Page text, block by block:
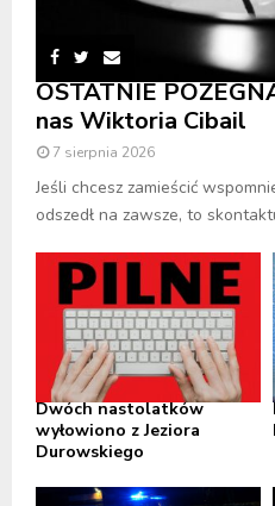
OSTATNIE
nas Wiktoria Cibail
7 sierpnia 2026
Jeśli chcesz zamieścić
odszedł na zawsze, to
Dwóch nastolatków
wyłowiono z Jeziora
Durowskiego